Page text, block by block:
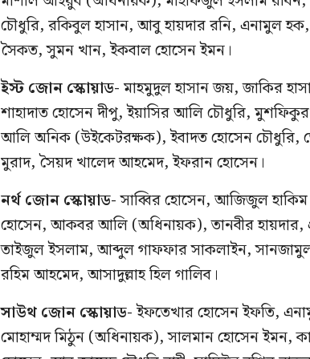
চৌধুরি, রকিবুল হাসান, আবু হায়দার রনি, এনামুল
সৈকত, সুমন খান, ইকবাল হোসেন ইমন।
ইস্ট জোন স্কোয়াড-মাহমুদুল হাসান জয়, জাকির
শাহাদাত হোসেন দীপু, ইয়াসির আলি চৌধুরি,
আলি অনিক (উইকেটরক্ষক), ইবাদত হোসেন চৌধুরি,
মুরাদ, সৈয়দ খালেদ আহমেদ, ইফরান হোসেন।
নর্থ জোন স্কোয়াড-সাব্বির হোসেন, আজিজুল
হোসেন, আকবর আলি (অধিনায়ক), তানবীর হায়দার,
তাইজুল ইসলাম, আব্দুল গাফফার সাকলাইন,
রহিম আহমেদ, আসাদুল্লাহ হিল গালিব।
সাউথ জোন স্কোয়াড-ইফতেখার হোসেন ইফতি,
মোহাম্মদ মিঠুন (অধিনায়ক), সালমান হোসেন ইমন,